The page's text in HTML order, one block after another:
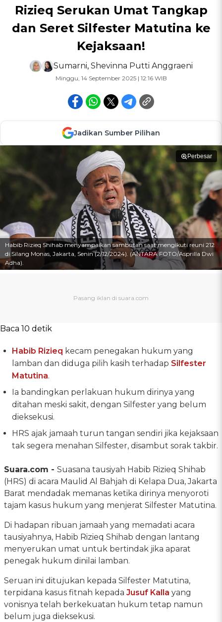
Rizieq Serukan Umat Tangkap
dan Seret Silfester Matutina ke
Kejaksaan!
Sumarni, Shevinna Putti Anggraeni
Minggu, 14 September 2025 | 12:16 WIB
Jadikan Sumber Pilihan
Perbesar
Habib Rizieq Shihab menyampaikan sambutan saat mengikuti reuni 212
di Silang Monas, Jakarta, Senin (2/12/2024). (ANTARA FOTO/Asprilla Dwi
Adha).
Baca 10 detik
Habib Rizieq kecam penegakan hukum yang
lamban dan diduga pilih kasih terhadap Silfester
Matutina.
Ia bandingkan perlakuan hukum dirinya yang
ditahan meski sakit, dengan Silfester yang belum
dieksekusi.
HRS ajak jamaah turun tangan sendiri jika kejaksaan
tak segera menahan Silfester, disambut sorak takbir.
Suara.com - Suasana tausiyah Habib Rizieq Shihab
(HRS) di acara Maulid Al Bahjah di Kelapa Dua, Jakarta
Barat mendadak memanas ketika dirinya menyoroti
tajam kasus hukum yang menjerat Silfester Matutina.
Di hadapan ribuan jamaah yang memadati acara
tausiyahnya, Habib Rizieq Shihab dengan lantang
menyerukan umat untuk bertindak jika aparat
penegak hukum dinilai lamban.
Seruan ini ditujukan kepada Silfester Matutina,
terpidana kasus fitnah kepada Jusuf Kalla yang
vonisnya telah berkekuatan hukum tetap namun
belum juga dieksekusi.